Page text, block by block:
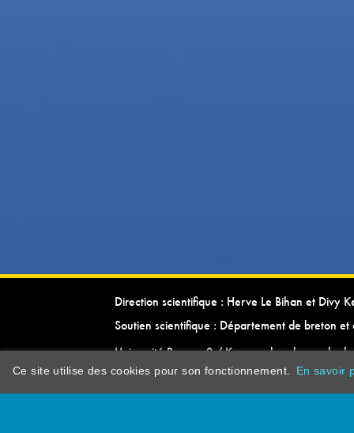
Direction scientifique : Herve Le Bihan et Divy
Soutien scientifique : Département de breton et
Université Rennes 2 / Kevrenn brezhoneg ha
Ce site utilise des cookies pour son fonctionnement. En savoir